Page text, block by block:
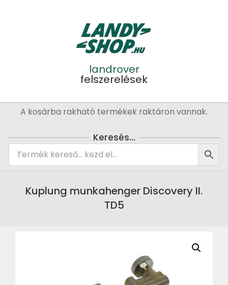
landrover
felszerelések
PrimaryA kosárba rakható termékek raktáron vannak.
Keresés…
Kuplung munkahenger Discovery II.
TD5